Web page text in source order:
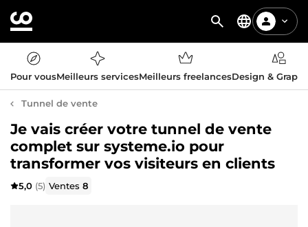
Pour vousMeilleurs servicesMeilleurs freelancesDesign &
Tunnel de vente
Je vais créer votre tunnel de vente
complet sur systeme.io pour
transformer vos visiteurs en clients
5,0 (5) Ventes8